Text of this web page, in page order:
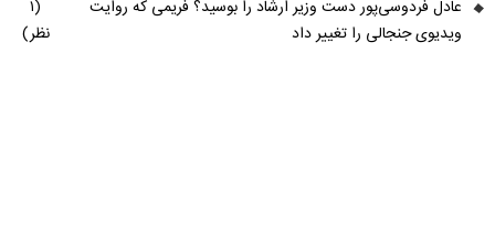
عادل فردوسی‌پور دست وزیر ارشاد را بوسید؟ فریمی که روایت
ویدیوی جنجالی را تغییر داد
(۱
نظر)